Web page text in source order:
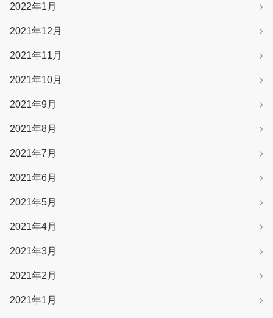
2022年1月
2021年12月
2021年11月
2021年10月
2021年9月
2021年8月
2021年7月
2021年6月
2021年5月
2021年4月
2021年3月
2021年2月
2021年1月